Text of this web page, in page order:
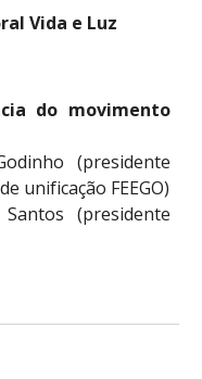
Vida e Luz
do movimento
(presidente
unificação FEEGO)
(presidente